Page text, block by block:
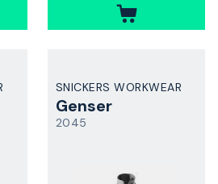
SNICKERS WORKWEAR
Genser
2045